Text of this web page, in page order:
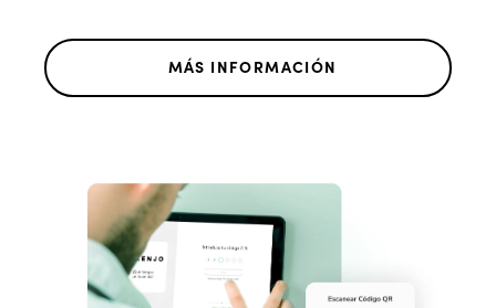
MÁS INFORMACIÓN